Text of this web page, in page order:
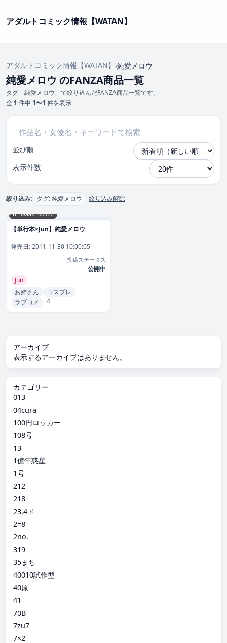
アダルトコミック情報【WATAN】
アダルトコミック情報【WATAN】 ›純愛メロウ
純愛メロウ のFANZA商品一覧
タグ「純愛メロウ」で絞り込んだFANZA商品一覧です。
全 1 件中 1〜1 件を表示
並び順
表示件数
絞り込み: タグ: 純愛メロウ 絞り込み解除
b158aakn00327
【単行本×Jun】純愛メロウ
発売日:2011-11-30 10:00:05
投稿ステータス
公開中
Jun
お姉さん
コスプレ
ラブコメ +4
アーカイブ
表示するアーカイブはありません。
カテゴリー
013
04cura
100円ロッカー
108号
13
1億年惑星
1号
212
218
23.4ド
2=8
2no.
319
35まち
40010試作型
40原
41
70B
7zu7
7×2